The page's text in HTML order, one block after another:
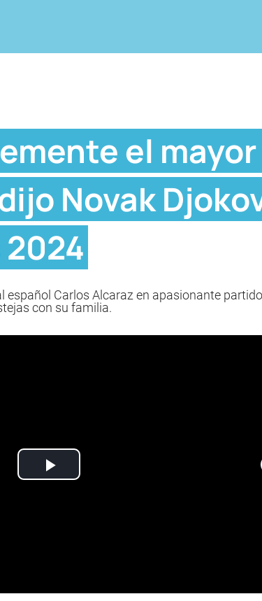
el
Novak
español Carlos Alcaraz en apasionante
con su familia.
Play